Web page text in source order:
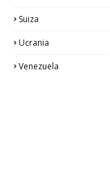
Suiza
Ucrania
Venezuela